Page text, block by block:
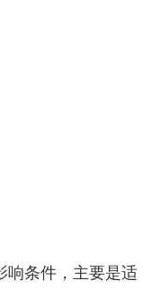
响条件，主要是适